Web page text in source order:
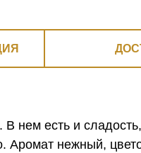
нем есть и
Аромат нежный,